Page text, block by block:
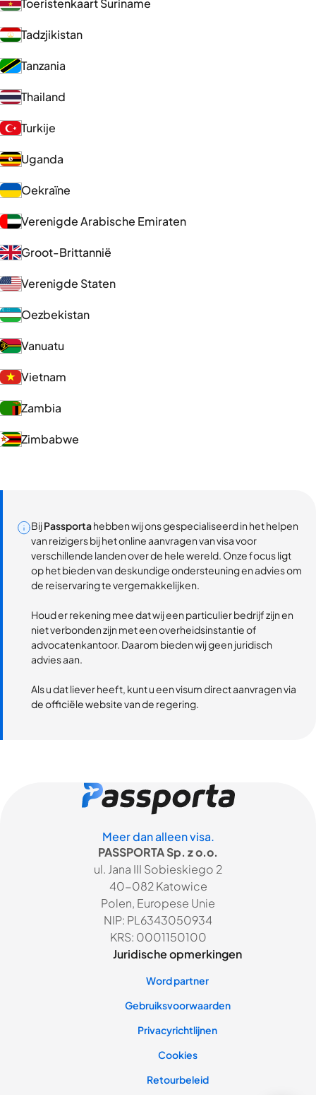
Toeristenkaart Suriname
Tadzjikistan
Tanzania
Thailand
Turkije
Uganda
Oekraïne
Verenigde Arabische Emiraten
Groot-Brittannië
Verenigde Staten
Oezbekistan
Vanuatu
Vietnam
Zambia
Zimbabwe
BijPassportahebben wij ons gespecialiseerd in het helpen
van reizigers bij het online aanvragen van visa voor
verschillende landen over de hele wereld. Onze focus ligt
op het bieden van deskundige ondersteuning en advies om
de reiservaring te vergemakkelijken.
Houd er rekening mee dat wij een particulier bedrijf zijn en
niet verbonden zijn met een overheidsinstantie of
advocatenkantoor. Daarom bieden wij geen juridisch
advies aan.
Als u dat liever heeft, kunt u een visum direct aanvragen via
de officiële website van de regering.
Meer dan alleen visa.
PASSPORTA Sp. z o.o.
ul. Jana III Sobieskiego 2
40-082 Katowice
Polen, Europese Unie
NIP: PL6343050934
KRS: 0001150100
Juridische opmerkingen
Word partner
Gebruiksvoorwaarden
Privacyrichtlijnen
Cookies
Retourbeleid